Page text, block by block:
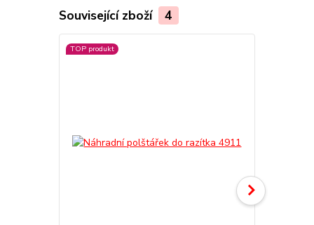
Související zboží 4
TOP produkt